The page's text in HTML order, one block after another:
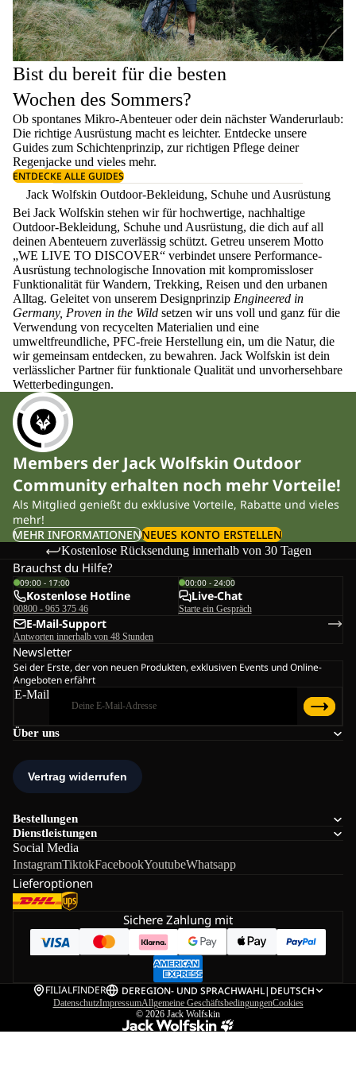
Bist du bereit für die besten
Wochen des Sommers?
Ob spontanes Mikro-Abenteuer oder dein nächster Wanderurlaub:
Die richtige Ausrüstung macht es leichter. Entdecke unsere
Guides zum Schichtenprinzip, zur richtigen Pflege deiner
Regenjacke und vieles mehr.
ENTDECKE ALLE GUIDES
Jack Wolfskin Outdoor-Bekleidung, Schuhe und Ausrüstung
Bei Jack Wolfskin stehen wir für hochwertige, nachhaltige
Outdoor-Bekleidung, Schuhe und Ausrüstung, die dich auf all
deinen Abenteuern zuverlässig schützt. Getreu unserem Motto
„WE LIVE TO DISCOVER“ verbindet unsere Performance-
Ausrüstung technologische Innovation mit kompromissloser
Funktionalität für Wandern, Trekking, Reisen und den urbanen
Alltag. Geleitet von unserem Designprinzip Engineered in
Germany, Proven in the Wild setzen wir uns voll und ganz für die
Verwendung von recycelten Materialien und eine
umweltfreundliche, PFC-freie Herstellung ein, um die Natur, die
wir gemeinsam entdecken, zu bewahren. Jack Wolfskin ist dein
verlässlicher Partner für funktionale Qualität und unvorhersehbare
Wetterbedingungen.
Members der Jack Wolfskin Outdoor
Community erhalten noch mehr Vorteile!
Als Mitglied genießt du exklusive Vorteile, Rabatte und vieles
mehr!
MEHR INFORMATIONENNEUES KONTO ERSTELLEN
Kostenlose Rücksendung innerhalb von 30 Tagen
Über uns
Bestellungen
Dienstleistungen
Social Media
InstagramTiktokFacebookYoutubeWhatsapp
Lieferoptionen
Brauchst du Hilfe?
09:00 - 17:00
Kostenlose Hotline
00800 - 965 375 46
00:00 - 24:00
Live-Chat
Starte ein Gespräch
E-Mail-Support
Antworten innerhalb von 48 Stunden
Newsletter
Sei der Erste, der von neuen Produkten, exklusiven Events und Online-
Angeboten erfährt
E-Mail
Sichere Zahlung mit
FILIALFINDER DEREGION- UND SPRACHWAHL| DEUTSCH
DatenschutzImpressumAllgemeine GeschäftsbedingungenCookies
© 2026 Jack Wolfskin